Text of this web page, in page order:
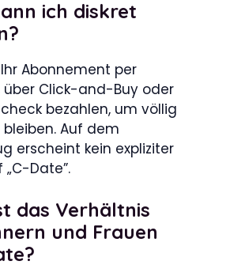
ich diskret
Abonnement per
über Click-and-Buy oder
bezahlen, um völlig
Auf dem
erscheint kein expliziter
Date”.
das Verhältnis
und Frauen